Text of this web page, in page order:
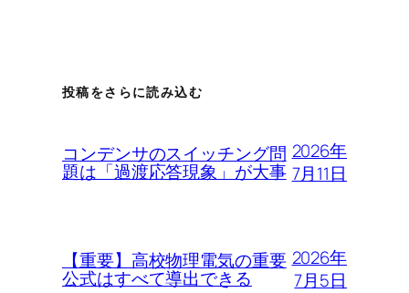
投稿をさらに読み込む
コンデンサのスイッチング問
題は「過渡応答現象」が大事
2026年
7月11日
【重要】高校物理電気の重要
公式はすべて導出できる
2026年
7月5日